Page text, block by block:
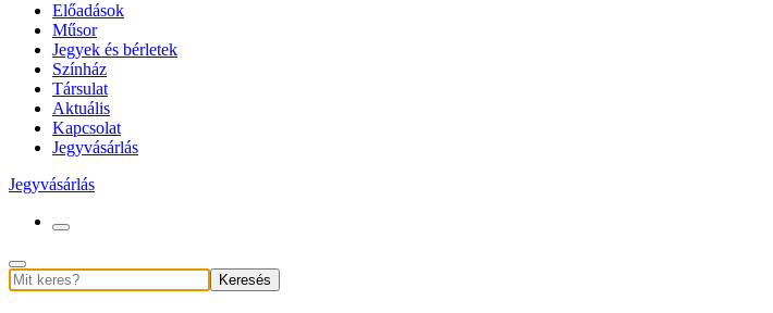
Előadások
Műsor
Jegyek és bérletek
Színház
Társulat
Aktuális
Kapcsolat
Jegyvásárlás
Jegyvásárlás
Keresés